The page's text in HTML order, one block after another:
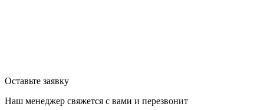
Оставьте заявку
Наш менеджер свяжется с вами и перезвонит